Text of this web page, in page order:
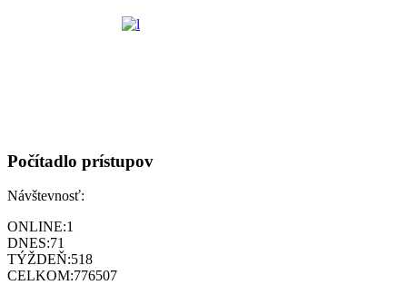
Počítadlo prístupov
Návštevnosť:
ONLINE:1
DNES:71
TÝŽDEŇ:518
CELKOM:776507